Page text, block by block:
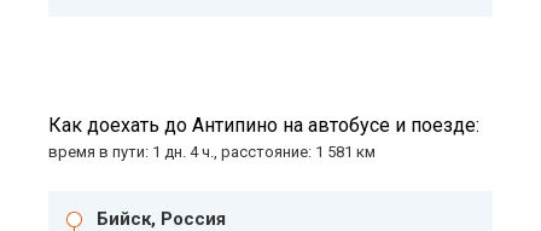
Как доехать до Антипино на автобусе и поезде:
время в пути: 1 дн. 4 ч., расстояние: 1 581 км
Бийск, Россия